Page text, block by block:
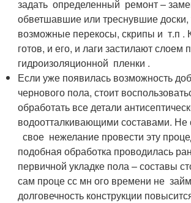
задать определенный ремонт –
обветшавшие или треснувшие доски,
возможные перекосы, скрипы и т.п .
готов, и его, и лаги застилают слоем
гидроизоляционной пленки .
Если уже появилась возможность
чернового пола, стоит
обработать все детали
водоотталкивающими составами. Не
свое нежелание провести эту
подобная обработка проводилась
первичной укладке пола – составы
сам проце сс мн ого времени не
долговечность конструкции